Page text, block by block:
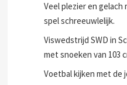
Veel plezier en
spel schreeuwlelijk.
Viswedstrijd SWD in
met snoeken van 103
Voetbal kijken met de